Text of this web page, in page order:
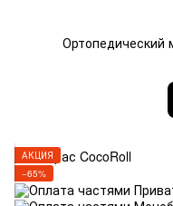
Ортопедический
АКЦИЯ
−65%